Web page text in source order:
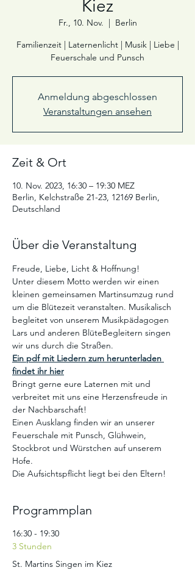
Kiez
Fr., 10. Nov.
  |
Berlin
Familienzeit | Laternenlicht | Musik | Liebe |
Feuerschale und Punsch
Anmeldung abgeschlossen
Veranstaltungen ansehen
Zeit & Ort
10. Nov. 2023, 16:30 – 19:30 MEZ
Berlin, Kelchstraße 21-23, 12169 Berlin,
Deutschland
Über die Veranstaltung
Freude, Liebe, Licht & Hoffnung!
Unter diesem Motto werden wir einen
kleinen gemeinsamen Martinsumzug rund
um die Blütezeit veranstalten. Musikalisch
begleitet von unserem Musikpädagogen
Lars und anderen BlüteBegleitern singen
wir uns durch die Straßen.
Ein pdf mit Liedern zum herunterladen
findet ihr hier
Bringt gerne eure Laternen mit und
verbreitet mit uns eine Herzensfreude in
der Nachbarschaft!
Einen Ausklang finden wir an unserer
Feuerschale mit Punsch, Glühwein,
Stockbrot und Würstchen auf unserem
Hofe.
Die Aufsichtspflicht liegt bei den Eltern!
Programmplan
16:30 - 19:30
3 Stunden
St. Martins Singen im Kiez